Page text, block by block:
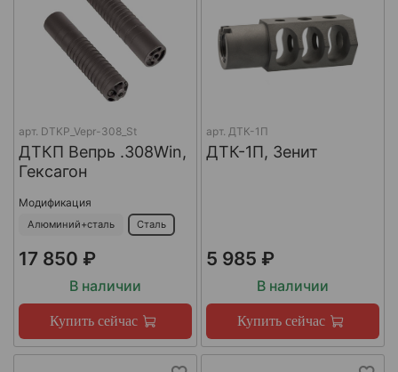
арт. DTKP_Vepr-308_St
ДТКП Вепрь .308Win,
Гексагон
Модификация
Алюминий+сталь Сталь
17 850 ₽
В наличии
Купить сейчас
арт. ДТК-1П
ДТК-1П, Зенит
5 985 ₽
В наличии
Купить сейчас